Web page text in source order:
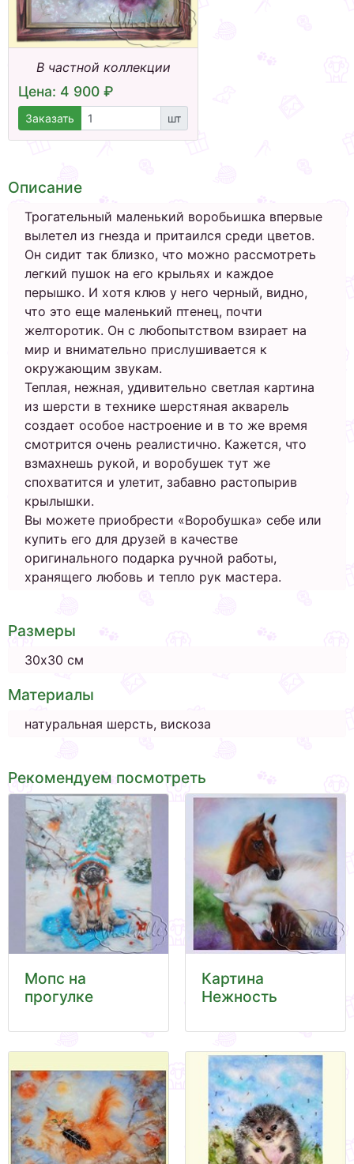
В частной коллекции
Цена: 4 900 ₽
Заказать шт
Описание
Трогательный маленький воробьишка впервые
вылетел из гнезда и притаился среди цветов.
Он сидит так близко, что можно рассмотреть
легкий пушок на его крыльях и каждое
перышко. И хотя клюв у него черный, видно,
что это еще маленький птенец, почти
желторотик. Он с любопытством взирает на
мир и внимательно прислушивается к
окружающим звукам.
Теплая, нежная, удивительно светлая картина
из шерсти в технике шерстяная акварель
создает особое настроение и в то же время
смотрится очень реалистично. Кажется, что
взмахнешь рукой, и воробушек тут же
спохватится и улетит, забавно растопырив
крылышки.
Вы можете приобрести «Воробушка» себе или
купить его для друзей в качестве
оригинального подарка ручной работы,
хранящего любовь и тепло рук мастера.
Размеры
30х30 см
Материалы
натуральная шерсть, вискоза
Рекомендуем посмотреть
Мопс на
прогулке
Картина
Нежность